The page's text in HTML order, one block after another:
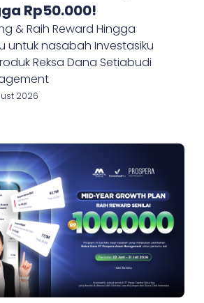
Rp50.000!
& Raih Reward Hingga
untuk nasabah Investasiku
Reksa Dana Setiabudi
2026